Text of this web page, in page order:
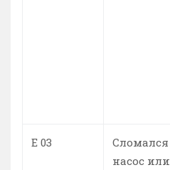
E 03
Сломался
насос или